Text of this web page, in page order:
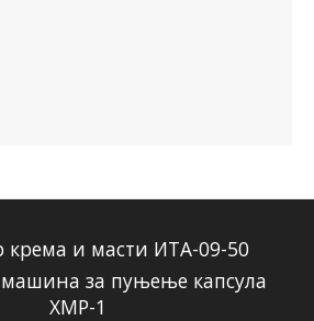
крема и масти ИТА-09-50
машина за пуњење капсула
ХМР-1